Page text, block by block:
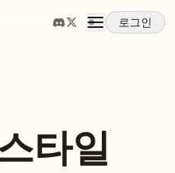
로그인
타일